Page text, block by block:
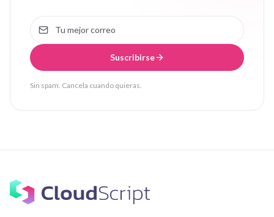
Suscribirse
Sin spam. Cancela cuando quieras.